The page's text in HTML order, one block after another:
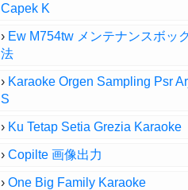
Capek K
› Ew M754tw メンテナンスボッ
法
› Karaoke Orgen Sampling Psr
S
› Ku Tetap Setia Grezia Karaoke
› Copilte 画像出力
› One Big Family Karaoke